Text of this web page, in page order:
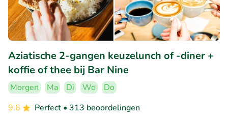
Aziatische 2-gangen keuzelunch of -diner +
koffie of thee bij Bar Nine
Morgen Ma Di Wo
Do
9.6
Perfect • 313 beoordelingen